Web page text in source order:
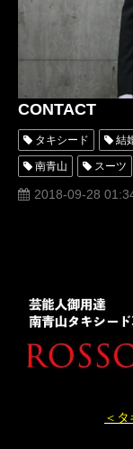
CONTACT
タキシード 結
南青山 スーツ
オーダータキシード
レンタルタキシード
タキシードオーダ
オーダータキシード
2018-09-28
＜